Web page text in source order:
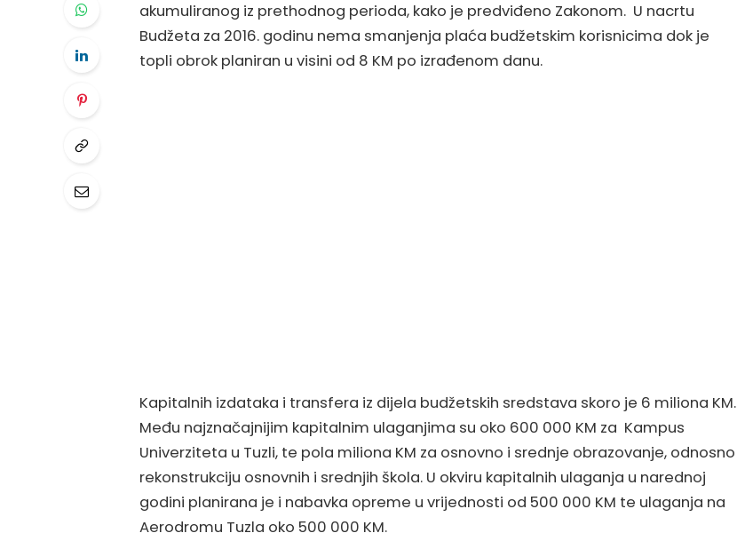
akumuliranog iz prethodnog perioda, kako je predviđeno Zakonom. U nacrtu
Budžeta za 2016. godinu nema smanjenja plaća budžetskim korisnicima dok je
topli obrok planiran u visini od 8 KM po izrađenom danu.
Kapitalnih izdataka i transfera iz dijela budžetskih sredstava skoro je 6 miliona KM.
Među najznačajnijim kapitalnim ulaganjima su oko 600 000 KM za Kampus
Univerziteta u Tuzli, te pola miliona KM za osnovno i srednje obrazovanje, odnosno
rekonstrukciju osnovnih i srednjih škola. U okviru kapitalnih ulaganja u narednoj
godini planirana je i nabavka opreme u vrijednosti od 500 000 KM te ulaganja na
Aerodromu Tuzla oko 500 000 KM.